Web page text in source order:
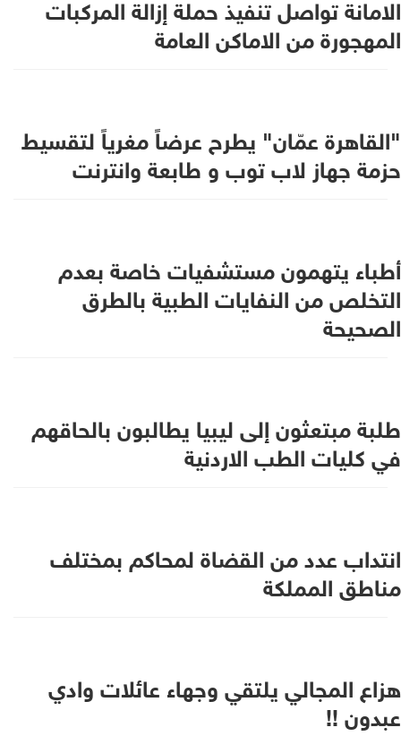
الامانة تواصل تنفيذ حملة إزالة المركبات
المهجورة من الاماكن العامة
"القاهرة عمّان" يطرح عرضاً مغرياً لتقسيط
حزمة جهاز لاب توب و طابعة وانترنت
أطباء يتهمون مستشفيات خاصة بعدم
التخلص من النفايات الطبية بالطرق
الصحيحة
طلبة مبتعثون إلى ليبيا يطالبون بالحاقهم
في كليات الطب الاردنية
انتداب عدد من القضاة لمحاكم بمختلف
مناطق المملكة
هزاع المجالي يلتقي وجهاء عائلات وادي
عبدون !!